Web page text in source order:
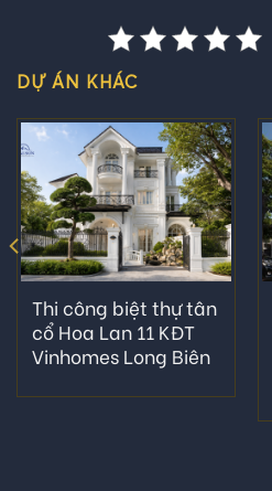
DỰ ÁN KHÁC
Thi công biệt thự tân
cổ Hoa Lan 11 KĐT
Vinhomes Long Biên